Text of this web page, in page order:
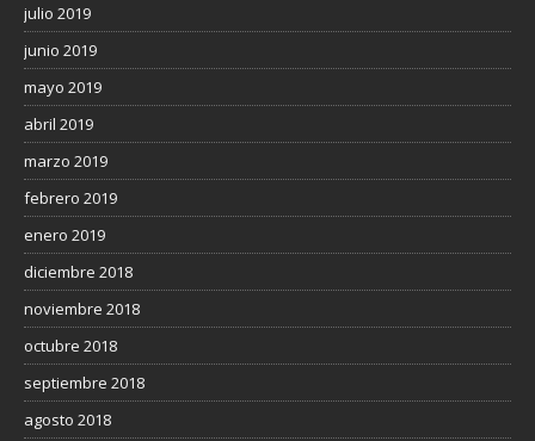
julio 2019
junio 2019
mayo 2019
abril 2019
marzo 2019
febrero 2019
enero 2019
diciembre 2018
noviembre 2018
octubre 2018
septiembre 2018
agosto 2018